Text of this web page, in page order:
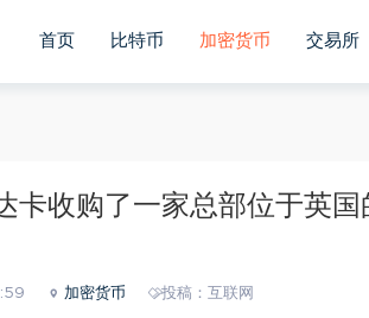
首页 比特币 加密货币 交易所
卡收购了一家总部位于英
加密货币 投稿：互联网